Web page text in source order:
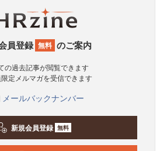
員登録 無料 のご案内
の過去記事が閲覧できます
限定メルマガを受信できます
メールバックナンバー
新規会員登録 無料